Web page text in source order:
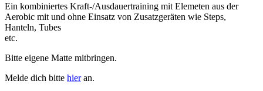
Ein kombiniertes Kraft-/Ausdauertraining mit Elemeten aus der
Aerobic mit und ohne Einsatz von Zusatzgeräten wie Steps,
Hanteln, Tubes
etc.
Bitte eigene Matte mitbringen.
Melde dich bitte hieran.